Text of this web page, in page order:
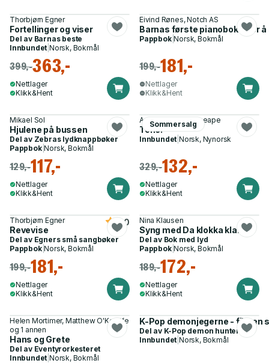
Thorbjørn Egner
Fortellinger og viser
Del av Barnas beste
Innbundet |Norsk, Bokmål
399,-363,-
Nettlager
Klikk&Hent
Eivind Rønes, Notch AS
Barnas første pianobok - lær å
Pappbok|Norsk, Bokmål
199,-181,-
Nettlager
Klikk&Hent
Mikael Sol
Hjulene på bussen
Del av Zebras lydknappbøker
Pappbok|Norsk, Bokmål
129,-117,-
Nettlager
Klikk&Hent
Sommersalg
Ane Barmen, Skinkeape
Tone!
Innbundet |Norsk, Nynorsk
329,-132,-
Nettlager
Klikk&Hent
Thorbjørn Egner
Revevise
5.0
Del av Egners små sangbøker
Pappbok|Norsk, Bokmål
199,-181,-
Nettlager
Klikk&Hent
Nina Klausen
Syng med Da klokka klang
Del av Bok med lyd
Pappbok|Norsk, Bokmål
189,-172,-
Nettlager
Klikk&Hent
Helen Mortimer, Matthew O'Keeffe
og 1 annen
Hans og Grete
Del av Eventyrorkesteret
Innbundet |Norsk, Bokmål
K-Pop demonjegerne - filmen
Del av K-Pop demon hunters
Innbundet |Norsk, Bokmål